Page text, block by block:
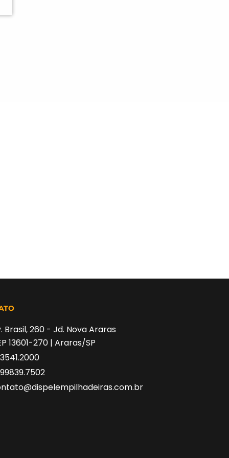
Brasil, 260 - Jd. Nova Araras
13601-270 | Araras/SP
99839.7502